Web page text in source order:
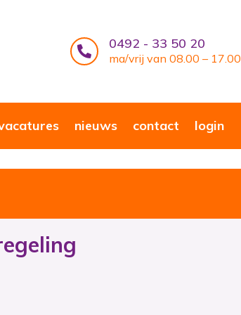
 0492 - 33 50 20
ma/vrij van 08.00 – 17.00
nieuws contact login